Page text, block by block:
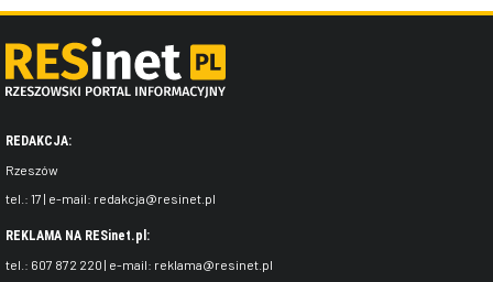
REDAKCJA:
Rzeszów
tel.: 17 | e-mail: redakcja@resinet.pl
REKLAMA NA RESinet.pl:
tel.: 607 872 220 | e-mail: reklama@resinet.pl